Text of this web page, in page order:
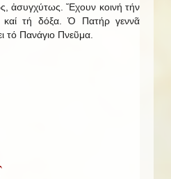
ἀσυγχύτως. Ἔχουν κοινή τήν
καί τή δόξα. Ὁ Πατήρ γεννᾶ
τό Πανάγιο Πνεῦμα.